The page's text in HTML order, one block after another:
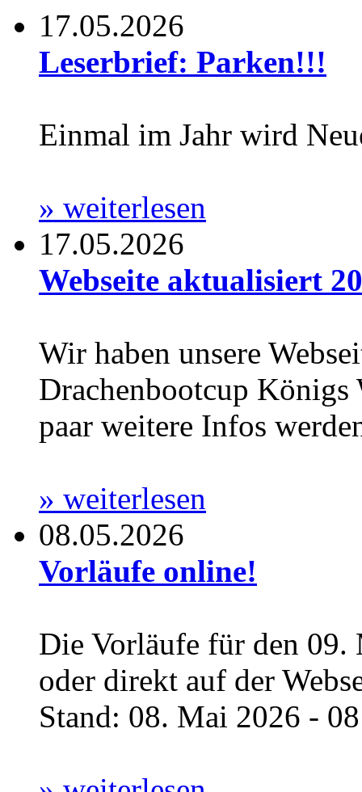
17.05.2026
Leserbrief: Parken!!!
Einmal im Jahr wird
» weiterlesen
17.05.2026
Webseite aktualisiert
Wir haben unsere
Drachenbootcup Königs
paar weitere Infos
» weiterlesen
08.05.2026
Vorläufe online!
Die Vorläufe für den
oder direkt auf der
Stand: 08. Mai 2026 -